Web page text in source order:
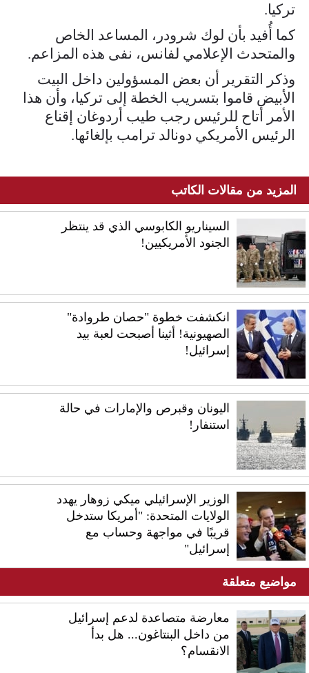
تركيا.
كما أُفيد بأن لوك شرودر، المساعد الخاص
والمتحدث الإعلامي لفانس، نفى هذه المزاعم.
وذكر التقرير أن بعض المسؤولين داخل البيت
الأبيض قاموا بتسريب الخطة إلى تركيا، وأن هذا
الأمر أتاح للرئيس رجب طيب أردوغان إقناع
الرئيس الأمريكي دونالد ترامب بإلغائها.
المزيد من مقالات الكاتب
السيناريو الكابوسي الذي قد ينتظر
الجنود الأمريكيين!
انكشفت خطوة "حصان طروادة"
الصهيونية! أثينا أصبحت لعبة بيد
إسرائيل!
اليونان وقبرص والإمارات في حالة
استنفار!
الوزير الإسرائيلي ميكي زوهار يهدد
الولايات المتحدة: "أمريكا ستدخل
قريبًا في مواجهة وحساب مع
إسرائيل"
مواضيع متعلقة
معارضة متصاعدة لدعم إسرائيل
من داخل البنتاغون... هل بدأ
الانقسام؟